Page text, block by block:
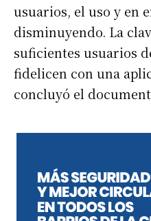
usuarios, el uso y en
disminuyendo. La
suficientes usuarios
fidelicen con una
concluyó el